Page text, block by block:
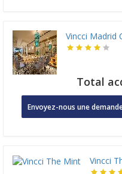
Vincci Madrid
Total
Envoyez-nous une
Vincci